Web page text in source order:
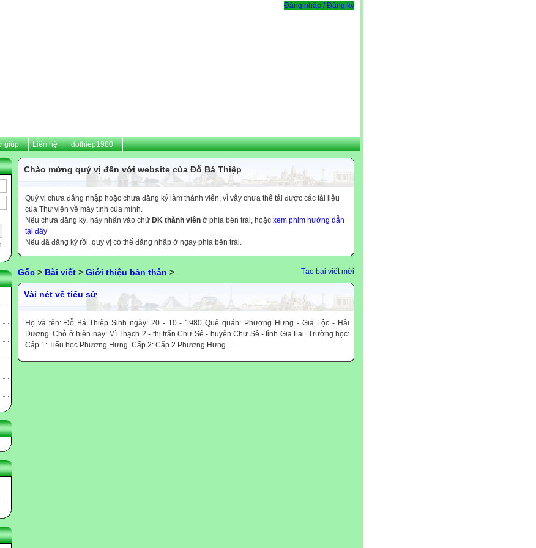
Đăng nhập / Đăng ký
giúp Liên hệ dothiep1980
Chào mừng quý vị đến với website của Đỗ Bá Thiệp
Quý vị chưa đăng nhập hoặc chưa đăng ký làm thành viên, vì vậy chưa thể tải được các tài liệu
của Thư viện về máy tính của mình.
Nếu chưa đăng ký, hãy nhấn vào chữ ĐK thành viên ở phía bên trái, hoặc xem phim hướng dẫn
tại đây
Nếu đã đăng ký rồi, quý vị có thể đăng nhập ở ngay phía bên trái.
Gốc > Bài viết > Giới thiệu bản thân > Tạo bài viết mới
Vài nét về tiểu sử
Họ và tên: Đỗ Bá Thiệp Sinh ngày: 20 - 10 - 1980 Quê quán: Phương Hưng - Gia Lộc - Hải
Dương. Chỗ ở hiện nay: Mĩ Thạch 2 - thị trấn Chư Sê - huyện Chư Sê - tỉnh Gia Lai. Trường học:
Cấp 1: Tiểu học Phương Hưng. Cấp 2: Cấp 2 Phương Hưng ...